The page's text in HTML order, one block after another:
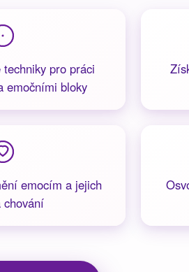
pro práci
emočními bloky
emocím a jejich
chování